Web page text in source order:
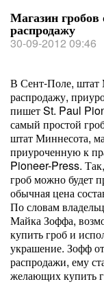
Магазин
распродажу
30-09-2012 09:46
В Сент-Поле, штат
распродажу,
пишет St. Paul
самый простой
штат Миннесота,
приуроченную к
Pioneer-Press.
гроб можно будет
обычная цена
По словам
Майка Зоффа,
купить гроб и
украшение. Зофф
распродажи, ему
желающих купить